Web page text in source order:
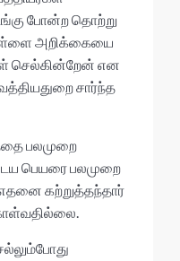
போன்ற தொற்று
அறிக்கையை
செல்கின்றேன் என
சார்ந்த
பலமுறை
பெயரை பலமுறை
கற்றுத்தந்தார்